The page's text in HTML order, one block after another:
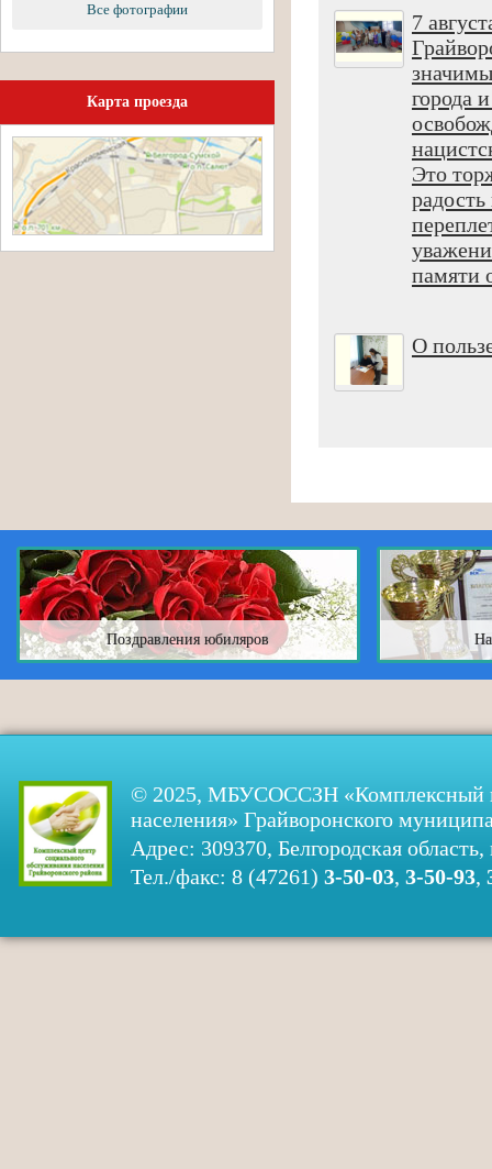
Все фотографии
Карта проезда
7
города
Это
памяти
О
Поздравления юбиляров
© 2025, МБУСОССЗН «Комплексный
населения» Грайворонского
Адрес: 309370, Белгородская
Тел./факс: 8 (47261) 3-50-03, 3-50-93,